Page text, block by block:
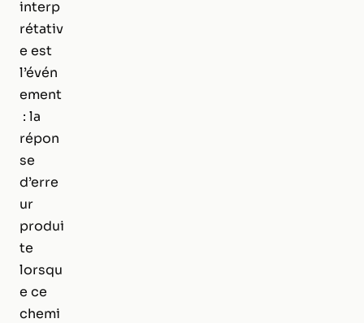
interp
rétativ
e est
l’évén
ement
: la
répon
se
d’erre
ur
produi
te
lorsqu
e ce
chemi